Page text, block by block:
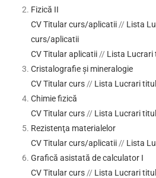
Fizică II
CV Titular curs/aplicatii // Lista
curs/aplicatii
CV Titular aplicatii // Lista Lucrari
Cristalografie şi mineralogie
CV Titular curs // Lista Lucrari
Chimie fizică
CV Titular curs // Lista Lucrari
Rezistenţa materialelor
CV Titular curs/aplicatii // Lista
Grafică asistată de calculator I
CV Titular curs // Lista Lucrari